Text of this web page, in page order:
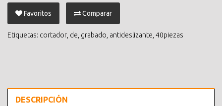
Favoritos Comparar
Etiquetas: cortador de grabado antideslizante 40piezas
DESCRIPCIÓN